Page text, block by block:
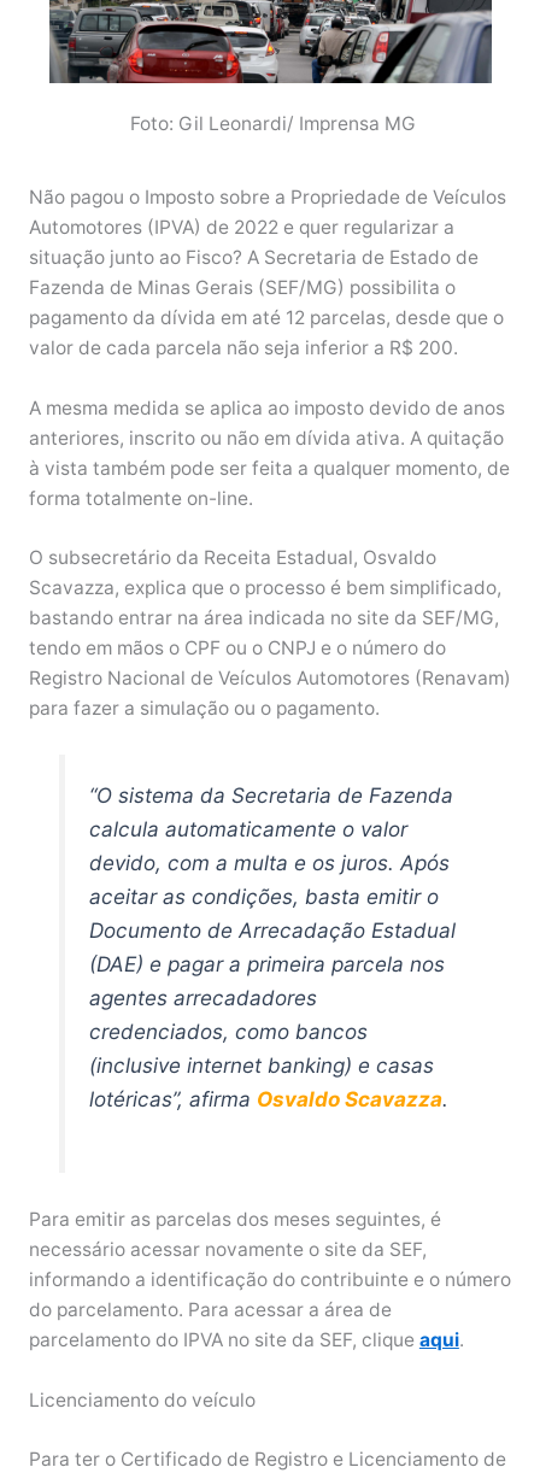
Foto: Gil Leonardi/ Imprensa MG
Não pagou o Imposto sobre a Propriedade de Veículos
Automotores (IPVA) de 2022 e quer regularizar a
situação junto ao Fisco? A Secretaria de Estado de
Fazenda de Minas Gerais (SEF/MG) possibilita o
pagamento da dívida em até 12 parcelas, desde que o
valor de cada parcela não seja inferior a R$ 200.
A mesma medida se aplica ao imposto devido de anos
anteriores, inscrito ou não em dívida ativa. A quitação
à vista também pode ser feita a qualquer momento, de
forma totalmente on-line.
O subsecretário da Receita Estadual, Osvaldo
Scavazza, explica que o processo é bem simplificado,
bastando entrar na área indicada no site da SEF/MG,
tendo em mãos o CPF ou o CNPJ e o número do
Registro Nacional de Veículos Automotores (Renavam)
para fazer a simulação ou o pagamento.
“O sistema da Secretaria de Fazenda
calcula automaticamente o valor
devido, com a multa e os juros. Após
aceitar as condições, basta emitir o
Documento de Arrecadação Estadual
(DAE) e pagar a primeira parcela nos
agentes arrecadadores
credenciados, como bancos
(inclusive internet banking) e casas
lotéricas”, afirma Osvaldo Scavazza.
Para emitir as parcelas dos meses seguintes, é
necessário acessar novamente o site da SEF,
informando a identificação do contribuinte e o número
do parcelamento. Para acessar a área de
parcelamento do IPVA no site da SEF, clique aqui.
Licenciamento do veículo
Para ter o Certificado de Registro e Licenciamento de